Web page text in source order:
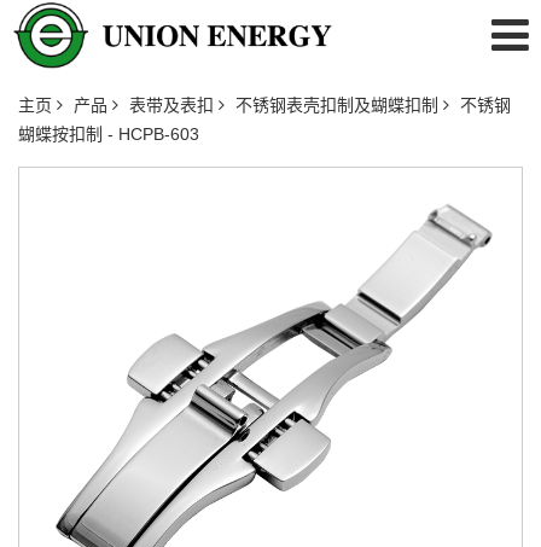
主页 产品 表带及表扣 不锈钢表壳扣制及蝴蝶扣制
不锈钢
蝴蝶按扣制 - HCPB-603